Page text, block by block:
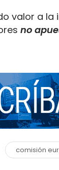
valor a
no
comisión